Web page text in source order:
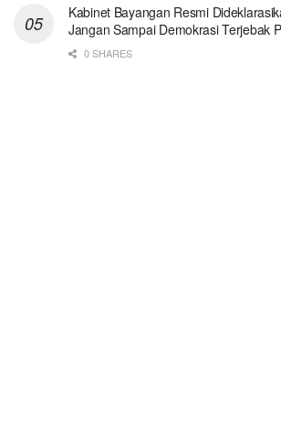
Kabinet Bayangan Resmi
Jangan Sampai Demokrasi Terjebak
0 SHARES